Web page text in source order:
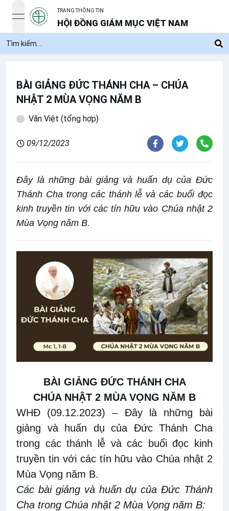
open navigation menu
TRANG THÔNG TIN
HỘI ĐỒNG GIÁM MỤC VIỆT NAM
BÀI GIẢNG ĐỨC THÁNH CHA – CHÚA
NHẬT 2 MÙA VỌNG NĂM B
Văn Việt (tổng hợp)
09/12/2023
Đây là những bài giảng và huấn dụ của Đức
Thánh Cha trong các thánh lễ và các buổi đọc
kinh truyền tin với các tín hữu vào Chúa nhật 2
Mùa Vọng năm B.
BÀI GIẢNG ĐỨC THÁNH CHA
CHÚA NHẬT 2 MÙA VỌNG NĂM B
WHĐ (09.12.2023) – Đây
là những bài
giảng và huấn dụ của Đức Thánh Cha
trong các thánh lễ và các buổi đọc kinh
truyền tin với các tín hữu vào Chúa nhật 2
Mùa Vọng năm B.
Các bài giảng và huấn dụ của Đức Thánh
Cha trong Chúa nhật 2 Mùa Vọng năm B: